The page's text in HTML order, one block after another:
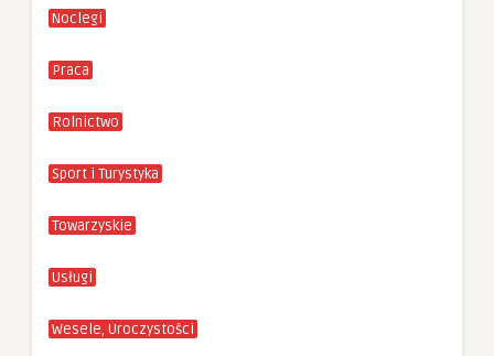
Noclegi
Praca
Rolnictwo
Sport i Turystyka
Towarzyskie
Usługi
Wesele, Uroczystości